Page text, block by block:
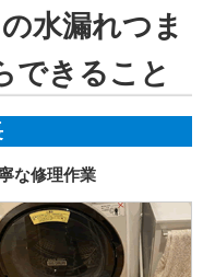
水漏れつま
できること
な修理作業